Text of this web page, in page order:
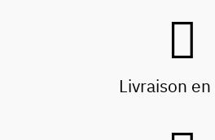
Livraison